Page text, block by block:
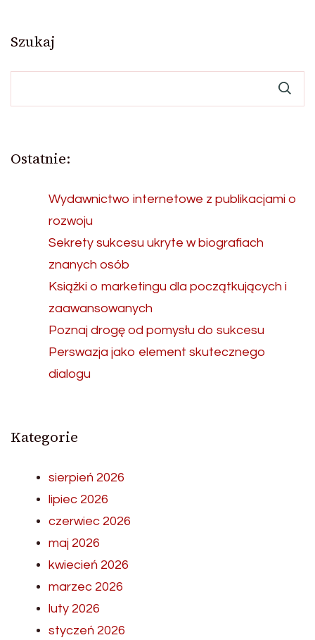
wpisach
Szukaj
Ostatnie:
Wydawnictwo internetowe z publikacjami o
rozwoju
Sekrety sukcesu ukryte w biografiach
znanych osób
Książki o marketingu dla początkujących i
zaawansowanych
Poznaj drogę od pomysłu do sukcesu
Perswazja jako element skutecznego
dialogu
Kategorie
sierpień 2026
lipiec 2026
czerwiec 2026
maj 2026
kwiecień 2026
marzec 2026
luty 2026
styczeń 2026